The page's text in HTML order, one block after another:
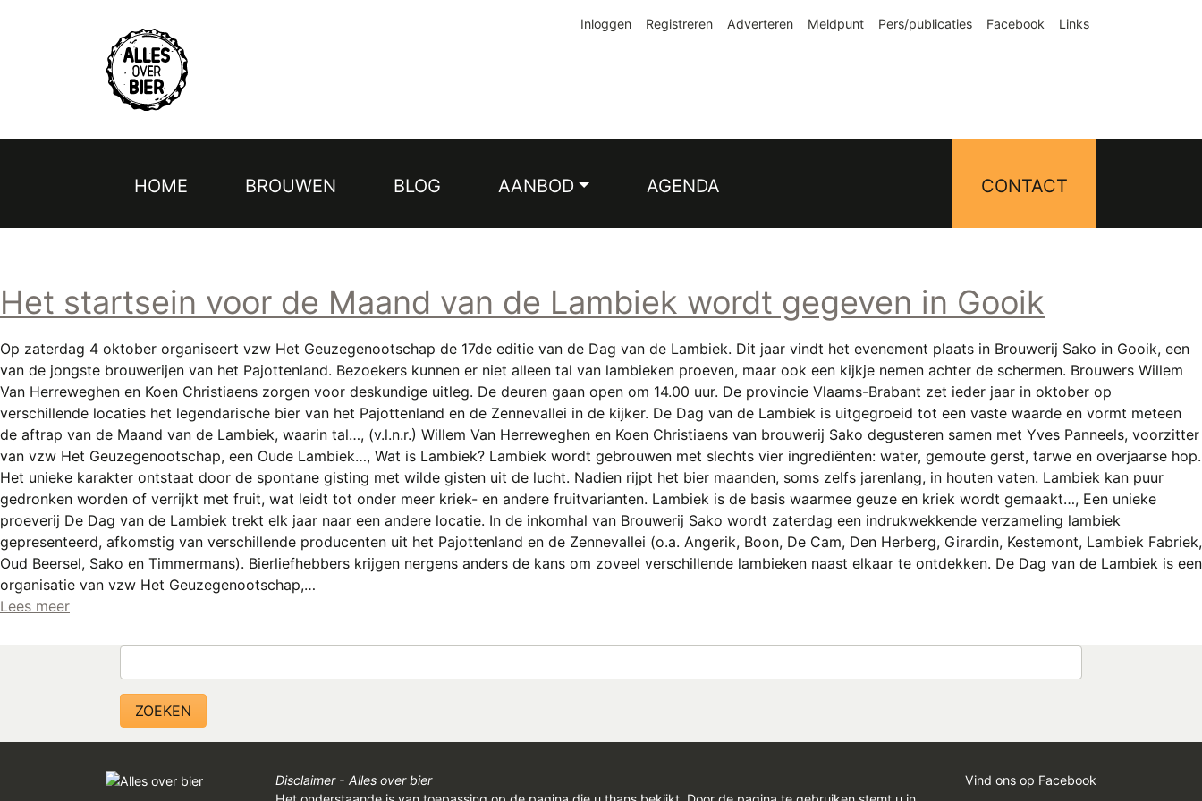
Inloggen Registreren Adverteren Meldpunt Pers/publicaties Facebook Links
Hoofdnavigatie
HOME BROUWEN BLOG AANBOD AGENDA CONTACT
Het startsein voor de Maand van de Lambiek wordt gegeven in Gooik
Op zaterdag 4 oktober organiseert vzw Het Geuzegenootschap de 17de editie van de Dag van de Lambiek. Dit jaar vindt het evenement plaats in Brouwerij Sako in Gooik, een
van de jongste brouwerijen van het Pajottenland. Bezoekers kunnen er niet alleen tal van lambieken proeven, maar ook een kijkje nemen achter de schermen. Brouwers Willem
Van Herreweghen en Koen Christiaens zorgen voor deskundige uitleg. De deuren gaan open om 14.00 uur. De provincie Vlaams-Brabant zet ieder jaar in oktober op
verschillende locaties het legendarische bier van het Pajottenland en de Zennevallei in de kijker. De Dag van de Lambiek is uitgegroeid tot een vaste waarde en vormt meteen
de aftrap van de Maand van de Lambiek, waarin tal…, (v.l.n.r.) Willem Van Herreweghen en Koen Christiaens van brouwerij Sako degusteren samen met Yves Panneels, voorzitter
van vzw Het Geuzegenootschap, een Oude Lambiek…, Wat is Lambiek? Lambiek wordt gebrouwen met slechts vier ingrediënten: water, gemoute gerst, tarwe en overjaarse hop.
Het unieke karakter ontstaat door de spontane gisting met wilde gisten uit de lucht. Nadien rijpt het bier maanden, soms zelfs jarenlang, in houten vaten. Lambiek kan puur
gedronken worden of verrijkt met fruit, wat leidt tot onder meer kriek- en andere fruitvarianten. Lambiek is de basis waarmee geuze en kriek wordt gemaakt…, Een unieke
proeverij De Dag van de Lambiek trekt elk jaar naar een andere locatie. In de inkomhal van Brouwerij Sako wordt zaterdag een indrukwekkende verzameling lambiek
gepresenteerd, afkomstig van verschillende producenten uit het Pajottenland en de Zennevallei (o.a. Angerik, Boon, De Cam, Den Herberg, Girardin, Kestemont, Lambiek Fabriek,
Oud Beersel, Sako en Timmermans). Bierliefhebbers krijgen nergens anders de kans om zoveel verschillende lambieken naast elkaar te ontdekken. De Dag van de Lambiek is een
organisatie van vzw Het Geuzegenootschap,…
Lees meer
Disclaimer - Alles over bier
Vind ons op Facebook